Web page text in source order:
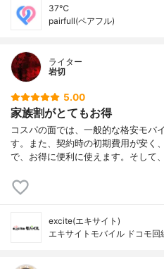
37℃
pairfull(ペアフル)
ライター
岩切
5.00
家族割がとてもお得
コスパの面では、一般的な格安モバ
す。また、契約時の初期費用が安く
で、お得に便利に使えます。そして
excite(エキサイト)
エキサイトモバイル ドコモ回